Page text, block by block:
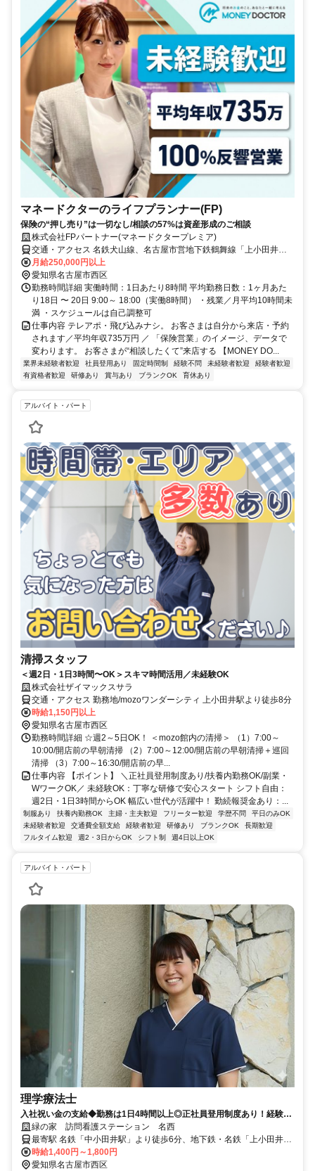
マネードクターのライフプランナー(FP)
保険の“押し売り”は一切なし/相談の57%は資産形成のご相談
株式会社FPパートナー(マネードクタープレミア)
交通・アクセス 名鉄犬山線、名古屋市営地下鉄鶴舞線「上小田井
駅」より徒歩6分
月給250,000円以上
愛知県名古屋市西区
勤務時間詳細 実働時間：1日あたり8時間 平均勤務日数：1ヶ月あた
り18日 〜 20日 9:00～ 18:00（実働8時間） ・残業／月平均10時間未
満 ・スケジュールは自己調整可
仕事内容 テレアポ・飛び込みナシ。 お客さまは自分から来店・予約
されます／平均年収735万円 ／ 「保険営業」のイメージ、データで
変わります。 お客さまが“相談したくて”来店する 【MONEY DO...
業界未経験者歓迎 社員登用あり 固定時間制 経験不問 未経験者歓迎
経験者歓迎
有資格者歓迎
研修あり 賞与あり ブランクOK 育休あり
アルバイト・パート
清掃スタッフ
＜週2日・1日3時間〜OK＞スキマ時間活用／未経験OK
株式会社ザイマックスサラ
交通・アクセス 勤務地/mozoワンダーシティ 上小田井駅より徒歩8分
時給1,150円以上
愛知県名古屋市西区
勤務時間詳細 ☆週2～5日OK！ ＜mozo館内の清掃＞ （1）7:00～
10:00/開店前の早朝清掃 （2）7:00～12:00/開店前の早朝清掃＋巡回
清掃 （3）7:00～16:30/開店前の早...
仕事内容 【ポイント】 ＼正社員登用制度あり/扶養内勤務OK/副業・
WワークOK／ 未経験OK：丁寧な研修で安心スタート シフト自由：
週2日・1日3時間からOK 幅広い世代が活躍中！ 勤続報奨金あり：...
制服あり 扶養内勤務OK 主婦・主夫歓迎 フリーター歓迎 学歴不問
平日のみOK
未経験者歓迎
交通費全額支給 経験者歓迎 研修あり ブランクOK
長期歓迎
フルタイム歓迎
週2・3日からOK シフト制 週4日以上OK
アルバイト・パート
理学療法士
入社祝い金の支給◆勤務は1日4時間以上◎正社員登用制度あり！経験の
浅い方やブランク復帰の方もOK【名古屋市西区、上小田井駅、訪問リ
ハ、理学療法士、日勤パート】
緑の家 訪問看護ステーション 名西
最寄駅 名鉄「中小田井駅」より徒歩6分、地下鉄・名鉄「上小田井
駅」より徒歩8分
時給1,400円～1,800円
愛知県名古屋市西区